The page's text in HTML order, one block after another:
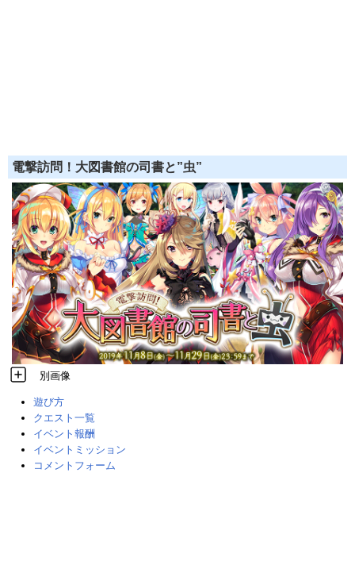
電撃訪問！大図書館の司書と”虫”
別画像
遊び方
クエスト一覧
イベント報酬
イベントミッション
コメントフォーム